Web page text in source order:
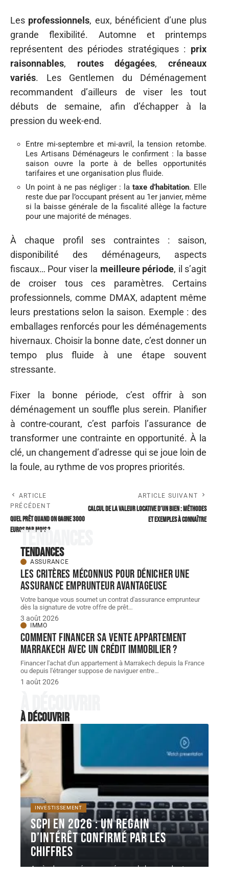
Les professionnels, eux, bénéficient d’une plus
grande flexibilité. Automne et printemps
représentent des périodes stratégiques : prix
raisonnables, routes dégagées,créneaux
variés. Les Gentlemen du Déménagement
recommandent d’ailleurs de viser les tout
débuts de semaine, afin d’échapper à la
pression du week-end.
Entre mi-septembre et mi-avril, la tension retombe.
Les Artisans Déménageurs le confirment : la basse
saison ouvre la porte à de belles opportunités
tarifaires et une organisation plus fluide.
Un point à ne pas négliger : la taxe d’habitation. Elle
reste due par l’occupant présent au 1er janvier, même
si la baisse générale de la fiscalité allège la facture
pour une majorité de ménages.
À chaque profil ses contraintes : saison,
disponibilité des déménageurs, aspects
fiscaux… Pour viser la meilleure période, il s’agit
de croiser tous ces paramètres. Certains
professionnels, comme DMAX, adaptent même
leurs prestations selon la saison. Exemple : des
emballages renforcés pour les déménagements
hivernaux. Choisir la bonne date, c’est donner un
tempo plus fluide à une étape souvent
stressante.
Fixer la bonne période, c’est offrir à son
déménagement un souffle plus serein. Planifier
à contre-courant, c’est parfois l’assurance de
transformer une contrainte en opportunité. À la
clé, un changement d’adresse qui se joue loin de
la foule, au rythme de vos propres priorités.
ARTICLE
PRÉCÉDENT
Quel prêt quand on gagne 3000
euros par mois ?
ARTICLE SUIVANT
Calcul de la valeur locative d’un bien : méthodes
et exemples à connaître
Tendances
Tendances
ASSURANCE
Les critères méconnus pour dénicher une
assurance emprunteur avantageuse
Votre banque vous soumet un contrat d'assurance emprunteur
dès la signature de votre offre de prêt…
3 août 2026
IMMO
Comment financer sa vente appartement
Marrakech avec un crédit immobilier ?
Financer l'achat d'un appartement à Marrakech depuis la France
ou depuis l'étranger suppose de naviguer entre…
1 août 2026
À découvrir
À découvrir
INVESTISSEMENT
SCPI en 2026 : un regain
d’intérêt confirmé par les
chiffres
Après deux années marquées par la hausse des taux